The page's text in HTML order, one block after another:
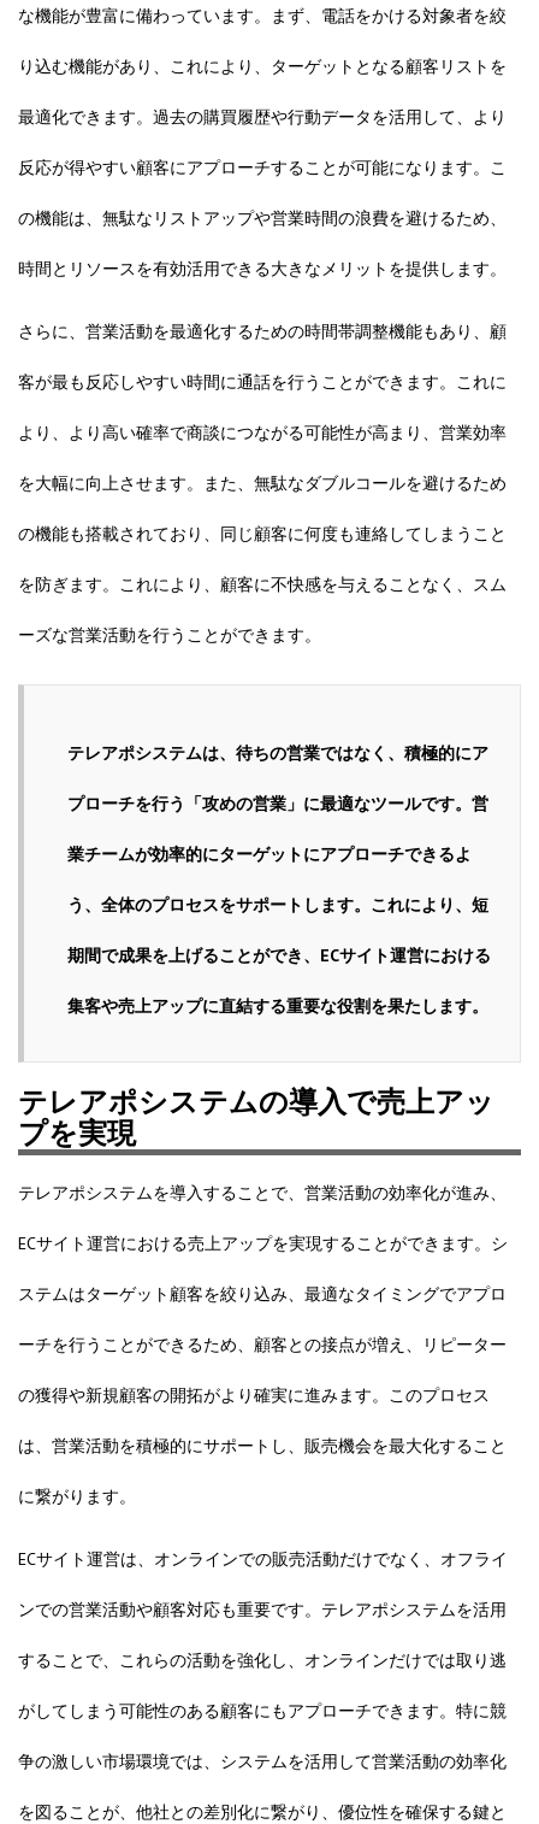
な機能が豊富に備わっています。まず、電話をかける対象者を絞
り込む機能があり、これにより、ターゲットとなる顧客リストを
最適化できます。過去の購買履歴や行動データを活用して、より
反応が得やすい顧客にアプローチすることが可能になります。こ
の機能は、無駄なリストアップや営業時間の浪費を避けるため、
時間とリソースを有効活用できる大きなメリットを提供します。
さらに、営業活動を最適化するための時間帯調整機能もあり、顧
客が最も反応しやすい時間に通話を行うことができます。これに
より、より高い確率で商談につながる可能性が高まり、営業効率
を大幅に向上させます。また、無駄なダブルコールを避けるため
の機能も搭載されており、同じ顧客に何度も連絡してしまうこと
を防ぎます。これにより、顧客に不快感を与えることなく、スム
ーズな営業活動を行うことができます。
テレアポシステムは、待ちの営業ではなく、積極的にア
プローチを行う「攻めの営業」に最適なツールです。営
業チームが効率的にターゲットにアプローチできるよ
う、全体のプロセスをサポートします。これにより、短
期間で成果を上げることができ、ECサイト運営における
集客や売上アップに直結する重要な役割を果たします。
テレアポシステムの導入で売上アッ
プを実現
テレアポシステムを導入することで、営業活動の効率化が進み、
ECサイト運営における売上アップを実現することができます。シ
ステムはターゲット顧客を絞り込み、最適なタイミングでアプロ
ーチを行うことができるため、顧客との接点が増え、リピーター
の獲得や新規顧客の開拓がより確実に進みます。このプロセス
は、営業活動を積極的にサポートし、販売機会を最大化すること
に繋がります。
ECサイト運営は、オンラインでの販売活動だけでなく、オフライ
ンでの営業活動や顧客対応も重要です。テレアポシステムを活用
することで、これらの活動を強化し、オンラインだけでは取り逃
がしてしまう可能性のある顧客にもアプローチできます。特に競
争の激しい市場環境では、システムを活用して営業活動の効率化
を図ることが、他社との差別化に繋がり、優位性を確保する鍵と